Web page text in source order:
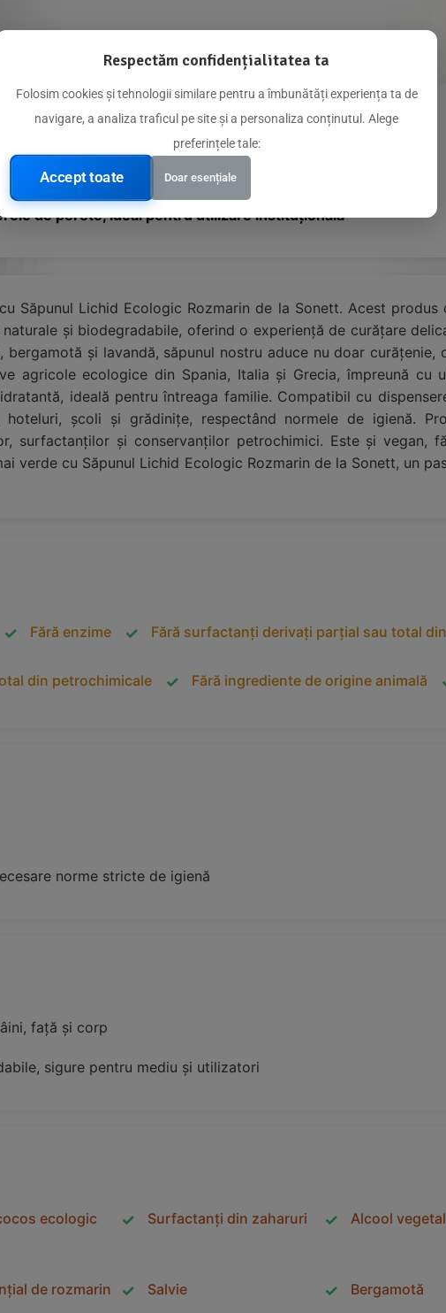
de proveniență etică
de perete, ideal pentru utilizare instituțională
Săpunul Lichid Ecologic Rozmarin de la Sonett. Acest
și biodegradabile, oferind o experiență de curățare
bergamotă și lavandă, săpunul nostru aduce nu doar
agricole ecologice din Spania, Italia și Grecia, împreună cu
ideală pentru întreaga familie. Compatibil cu
hoteluri, școli și grădinițe, respectând normele de igienă.
surfactanților și conservanților petrochimici. Este și vegan,
verde cu Săpunul Lichid Ecologic Rozmarin de la Sonett, un
Fără enzime Fără surfactanți derivați parțial sau total
din petrochimicale Fără ingrediente de origine animală
norme stricte de igienă
față și corp
sigure pentru mediu și utilizatori
ecologic Surfactanți din zaharuri Alcool
de rozmarin Salvie Bergamotă
Respectăm confidențialitatea ta
Folosim cookies și tehnologii similare pentru a îmbunătăți experiența ta de
navigare, a analiza traficul pe site și a personaliza conținutul. Alege
preferințele tale:
Accept toate Doar esențiale